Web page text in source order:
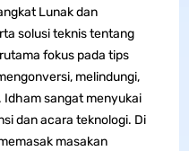
Lunak dan
solusi teknis tentang
fokus pada tips
melindungi,
Idham sangat menyukai
dan acara teknologi. Di
masakan